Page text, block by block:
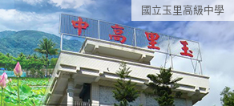
國立玉里高級中學